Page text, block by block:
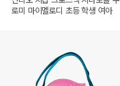
로미 마이멜로디 초등 학생 여아